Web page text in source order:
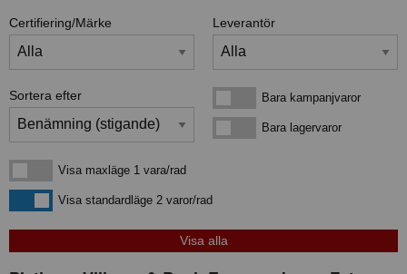
Certifiering/Märke Leverantör
Sortera efter Bara kampanjvarorBara kampanjvaror
Bara lagervarorBara lagervaror
Visa maxläge 1 vara/rad
Visa maxläge 1 vara/rad
Visa standardlägeVisa standardläge 2 varor/rad